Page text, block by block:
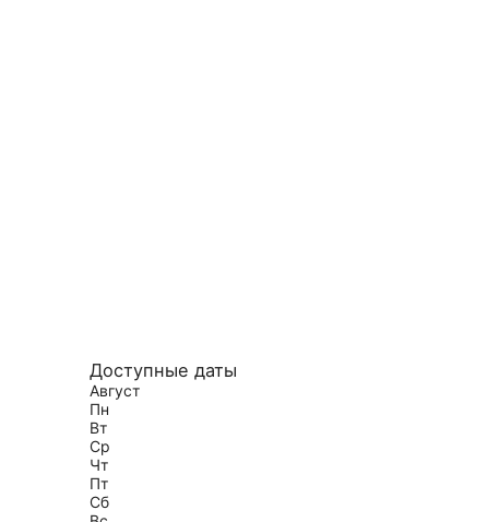
Доступные даты
Август
Пн
Вт
Ср
Чт
Пт
Сб